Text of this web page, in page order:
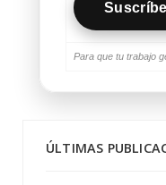
Para que tu trabajo
ÚLTIMAS